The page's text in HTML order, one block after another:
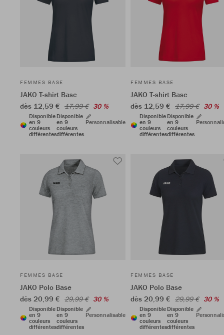
FEMMES BASE
JAKO T-shirt Base
dès 12,59 € 17,99 € 30 %
Disponible
en 9
couleurs
différentes
Disponible
en 9
couleurs
différentes
Personnalisable
FEMMES BASE
JAKO T-shirt Base
dès 12,59 € 17,99 € 30 %
Disponible
en 9
couleurs
différentes
Disponible
en 9
couleurs
différentes
FEMMES BASE
JAKO Polo Base
dès 20,99 € 29,99 € 30 %
Disponible
en 9
couleurs
différentes
Disponible
en 9
couleurs
différentes
Personnalisable
FEMMES BASE
JAKO Polo Base
dès 20,99 € 29,99 € 30 %
Disponible
en 9
couleurs
différentes
Disponible
en 9
couleurs
différentes